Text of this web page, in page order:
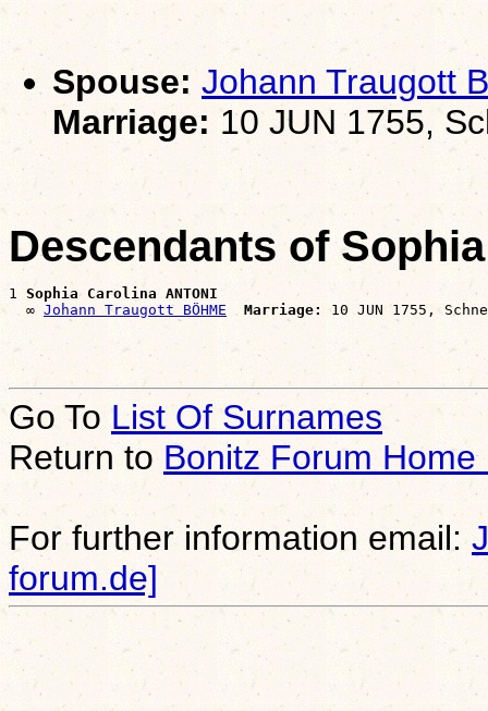
Spouse: Johann Traugott
Marriage: 10 JUN 1755,
Descendants of
1 Sophia Carolina ANTONI
  ∞
Johann Traugott BÖHME Marriage:
Go To List Of Surnames
Return toBonitz Forum Home
For further information email:
forum.de]